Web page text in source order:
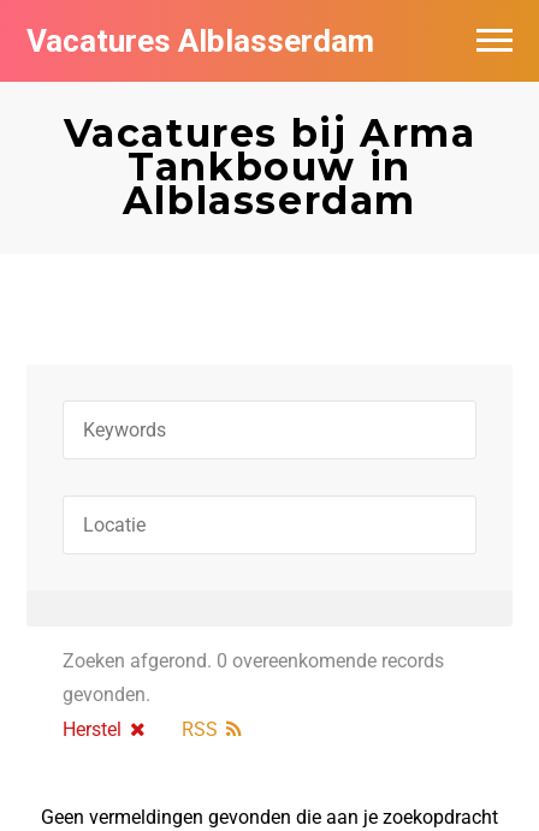
Vacatures Alblasserdam
Vacatures bij Arma
Tankbouw in
Alblasserdam
Zoeken afgerond. 0 overeenkomende records
gevonden.
Herstel
RSS
Geen vermeldingen gevonden die aan je zoekopdracht
Vacatures per bedrijf in Alblasserdam
De populairste vacatures in Alblasserdam